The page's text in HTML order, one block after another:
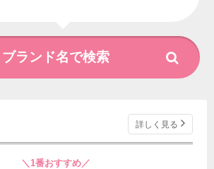
詳しく見る
＼1番おすすめ／